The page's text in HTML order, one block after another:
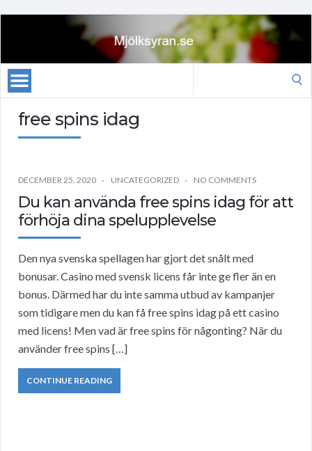
free spins idag
DECEMBER 25, 2020 UNCATEGORIZED NO COMMENTS
Du kan använda free spins idag för att
förhöja dina spelupplevelse
Den nya svenska spellagen har gjort det snålt med
bonusar. Casino med svensk licens får inte ge fler än en
bonus. Därmed har du inte samma utbud av kampanjer
som tidigare men du kan få free spins idag på ett casino
med licens! Men vad är free spins för någonting? När du
använder free spins […]
CONTINUE READING